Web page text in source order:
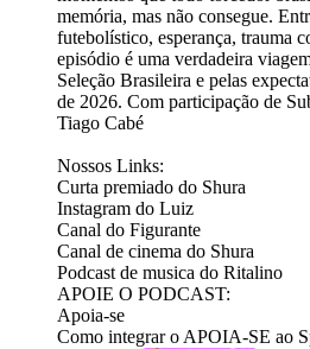
memória, mas não consegue.
futebolístico, esperança, trauma
episódio é uma verdadeira
Seleção Brasileira e pelas
de 2026. Com participação de
Tiago Cabé
Nossos Links:
⁠⁠Curta premiado do Shura⁠⁠
⁠⁠⁠⁠⁠⁠⁠⁠⁠⁠⁠⁠⁠⁠Instagram do Luiz⁠⁠⁠⁠⁠⁠⁠⁠⁠⁠⁠⁠⁠⁠
⁠⁠⁠⁠⁠⁠⁠⁠⁠⁠⁠⁠⁠⁠⁠⁠⁠⁠⁠⁠Canal do Figurante⁠⁠⁠⁠⁠⁠⁠⁠⁠⁠⁠⁠⁠⁠⁠⁠⁠⁠⁠⁠
⁠⁠⁠⁠⁠⁠⁠⁠⁠⁠⁠⁠⁠⁠⁠⁠⁠⁠⁠⁠Canal de cinema do Shura⁠⁠⁠⁠⁠⁠⁠⁠⁠⁠⁠⁠⁠⁠⁠⁠⁠⁠⁠⁠
⁠⁠⁠⁠⁠⁠⁠⁠⁠⁠⁠⁠⁠⁠⁠⁠⁠⁠⁠⁠Podcast de musica do Ritalino⁠⁠⁠⁠⁠⁠⁠⁠⁠⁠⁠⁠⁠⁠⁠
APOIE O PODCAST:
⁠⁠⁠⁠⁠⁠⁠⁠⁠⁠⁠⁠⁠⁠Apoia-se ⁠⁠⁠⁠⁠⁠⁠⁠⁠⁠⁠⁠⁠⁠
⁠⁠⁠⁠⁠⁠⁠⁠⁠⁠⁠⁠⁠⁠Como integrar o APOIA-SE ao